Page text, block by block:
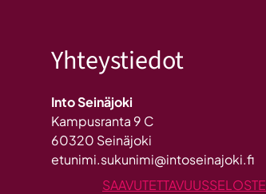
Yhteystiedot
Into Seinäjoki
Kampusranta 9 C
60320 Seinäjoki
etunimi.sukunimi@intoseinajoki.fi
SAAVUTETTAVUUSSELOSTE